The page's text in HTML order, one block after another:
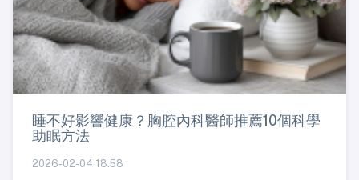
睡不好影響健康？胸腔內科醫師推薦10個科學
助眠方法
2026-02-04 18:58